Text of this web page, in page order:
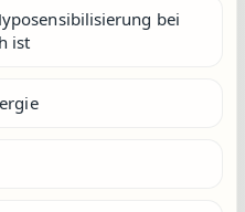
bei
ist